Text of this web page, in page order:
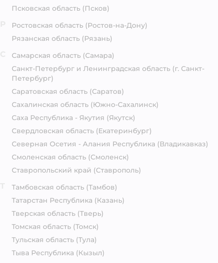
Псковская область (Псков)
Ростовская область (Ростов-на-Дону)
Рязанская область (Рязань)
Самарская область (Самара)
Санкт-Петербург и Ленинградская область (г. Санкт-
Петербург)
Саратовская область (Саратов)
Сахалинская область (Южно-Сахалинск)
Саха Республика - Якутия (Якутск)
Свердловская область (Екатеринбург)
Северная Осетия - Алания Республика (Владикавказ)
Смоленская область (Смоленск)
Ставропольский край (Ставрополь)
Тамбовская область (Тамбов)
Татарстан Республика (Казань)
Тверская область (Тверь)
Томская область (Томск)
Тульская область (Тула)
Тыва Республика (Кызыл)